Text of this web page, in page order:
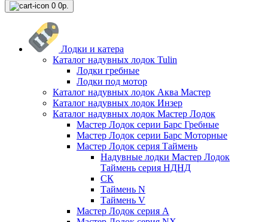
0 0р.
Лодки и катера
Каталог надувных лодок Tulin
Лодки гребные
Лодки под мотор
Каталог надувных лодок Аква Мастер
Каталог надувных лодок Инзер
Каталог надувных лодок Мастер Лодок
Мастер Лодок серии Барс Гребные
Мастер Лодок серии Барс Моторные
Мастер Лодок серия Таймень
Надувные лодки Мастер Лодок
Таймень серия НДНД
СК
Таймень N
Таймень V
Мастер Лодок серия А